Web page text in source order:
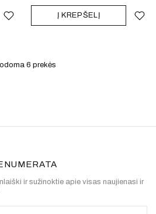
Į KREPŠELĮ
6 prekės
ir sužinoktie apie visas naujienasi ir